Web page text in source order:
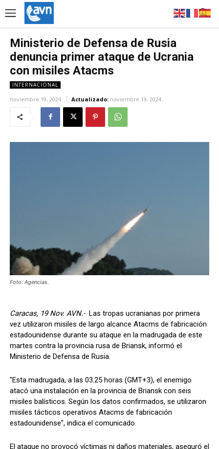
Ministerio de Defensa de Rusia
denuncia primer ataque de Ucrania
con misiles Atacms
INTERNACIONAL
noviembre 19, 2024 Actualizado: noviembre 19, 2024
Foto: Agencias.
Caracas, 19 Nov. AVN.- Las tropas ucranianas por primera
vez utilizaron misiles de largo alcance Atacms de fabricación
estadounidense durante su ataque en la madrugada de este
martes contra la provincia rusa de Briansk, informó el
Ministerio de Defensa de Rusia.
"Esta madrugada, a las 03.25 horas (GMT+3), el enemigo
atacó una instalación en la provincia de Briansk con seis
misiles balísticos. Según los datos confirmados, se utilizaron
misiles tácticos operativos Atacms de fabricación
estadounidense", indica el comunicado.
El ataque no provocó víctimas ni daños materiales, aseguró el